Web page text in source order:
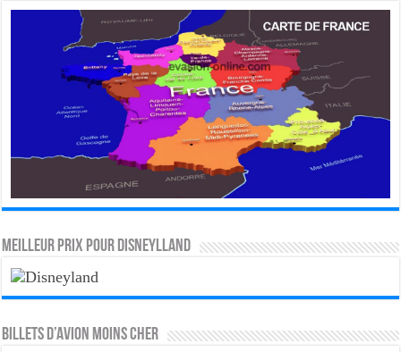
MEILLEUR PRIX POUR DISNEYLLAND
Billets d’avion moins cher